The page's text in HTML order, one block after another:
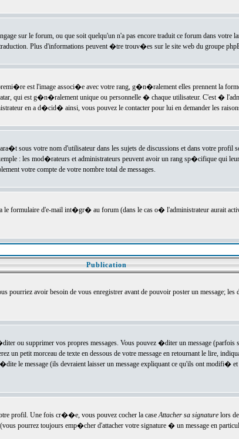
sur le forum, ou que soit quelqu'un n'a pas encore traduit ce forum dans
Plus d'informations peuvent �tre trouv�es sur le site web du groupe
est l'image associ�e avec votre rang, g�n�ralement elles prennent la
qui est g�n�ralement unique ou personnelle � chaque utilisateur. C'est �
en a d�cid� ainsi, vous pouvez le contacter pour lui en demander les
sous votre nom d'utilisateur dans les sujets de discussions et dans votre
: les mod�rateurs et administrateurs peuvent avoir un rang sp�cifique qui
votre compte de votre nombre total de messages.
formulaire d'e-mail int�gr� au forum (dans le cas o� l'administrateur aurait
Publication
pourriez avoir besoin de vous enregistrer avant de pouvoir poster un message;
ou supprimer vos propres messages. Vous pouvez �diter un message
petit morceau de texte en dessous de votre message en retournant le lire,
le message (ils devraient laisser un message expliquant ce qu'ils ont modifi�
profil. Une fois cr��e, vous pouvez cocher la caseAttacher sa signaturelors de
pourrez toujours emp�cher d'attacher votre signature � un message en